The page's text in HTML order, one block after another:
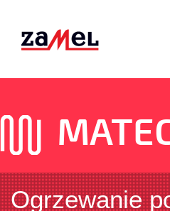
Ogrzewanie